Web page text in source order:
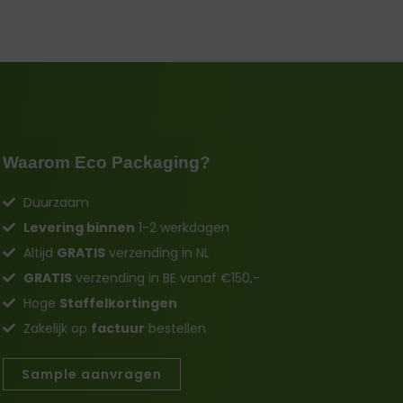
Waarom Eco Packaging?
Duurzaam
Levering binnen 1-2 werkdagen
Altijd GRATIS verzending in NL
GRATIS verzending in BE vanaf €150,-
Hoge Staffelkortingen
Zakelijk op factuur bestellen
Sample aanvragen